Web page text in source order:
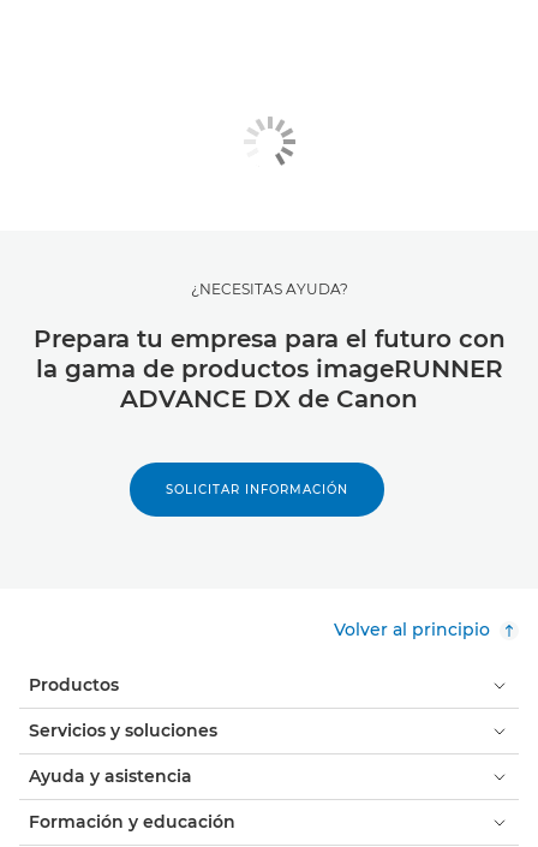
¿NECESITAS AYUDA?
Prepara tu empresa para el futuro con
la gama de productos imageRUNNER
ADVANCE DX de Canon
SOLICITAR INFORMACIÓN
Volver al principio
Productos
Servicios y soluciones
Ayuda y asistencia
Formación y educación